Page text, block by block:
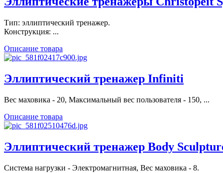
Тип: эллиптический тренажер.
Конструкция: ...
Описание товара
Эллиптический тренажер Infiniti
Вес маховика - 20, Максимальный вес пользователя - 150, ...
Описание товара
Эллиптический тренажер Body
Система нагрузки - Электромагнитная, Вес маховика - 8.